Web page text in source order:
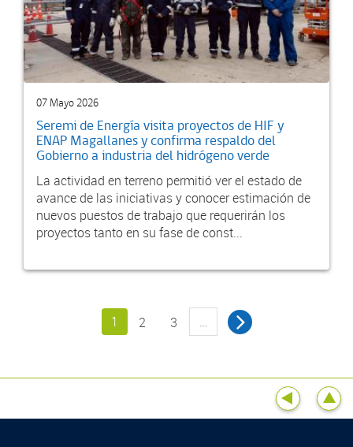
07 Mayo 2026
Seremi de Energía visita proyectos de HIF y
ENAP Magallanes y confirma respaldo del
Gobierno a industria del hidrógeno verde
La actividad en terreno permitió ver el estado de
avance de las iniciativas y conocer estimación de
nuevos puestos de trabajo que requerirán los
proyectos tanto en su fase de const...
1 2 3 …